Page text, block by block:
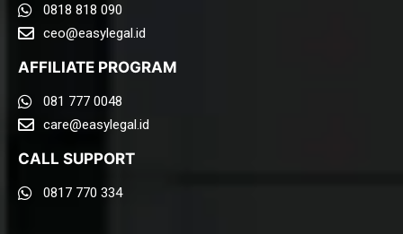
0818 818 090
ceo@easylegal.id
AFFILIATE PROGRAM
081 777 0048
care@easylegal.id​
CALL SUPPORT
0817 770 334